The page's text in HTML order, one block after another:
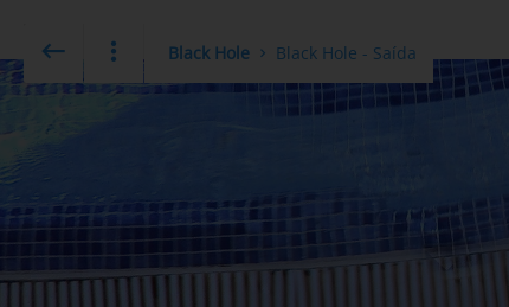
Black Hole Black Hole - Saída